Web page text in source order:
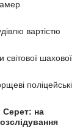
вартістю
шахової
поліцейські
Серет: на